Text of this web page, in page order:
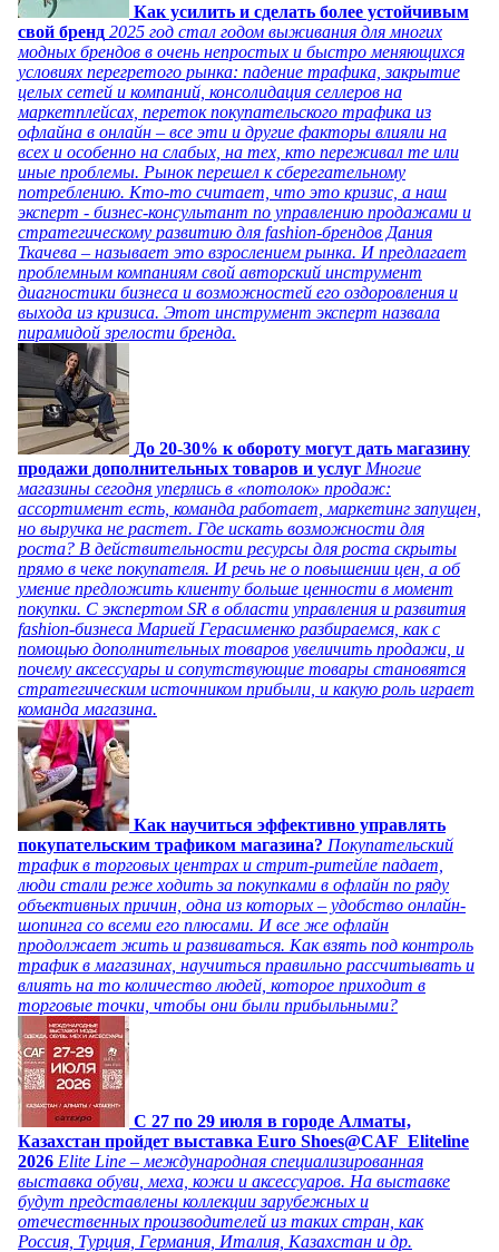
Как усилить и сделать более устойчивым
свой бренд 2025 год стал годом выживания для многих
модных брендов в очень непростых и быстро меняющихся
условиях перегретого рынка: падение трафика, закрытие
целых сетей и компаний, консолидация селлеров на
маркетплейсах, переток покупательского трафика из
офлайна в онлайн – все эти и другие факторы влияли на
всех и особенно на слабых, на тех, кто переживал те или
иные проблемы. Рынок перешел к сберегательному
потреблению. Кто-то считает, что это кризис, а наш
эксперт - бизнес-консультант по управлению продажами и
стратегическому развитию для fashion-брендов Дания
Ткачева – называет это взрослением рынка. И предлагает
проблемным компаниям свой авторский инструмент
диагностики бизнеса и возможностей его оздоровления и
выхода из кризиса. Этот инструмент эксперт назвала
пирамидой зрелости бренда.
До 20-30% к обороту могут дать магазину
продажи дополнительных товаров и услуг Многие
магазины сегодня уперлись в «потолок» продаж:
ассортимент есть, команда работает, маркетинг запущен,
но выручка не растет. Где искать возможности для
роста? В действительности ресурсы для роста скрыты
прямо в чеке покупателя. И речь не о повышении цен, а об
умение предложить клиенту больше ценности в момент
покупки. С экспертом SR в области управления и развития
fashion-бизнеса Марией Герасименко разбираемся, как с
помощью дополнительных товаров увеличить продажи, и
почему аксессуары и сопутствующие товары становятся
стратегическим источником прибыли, и какую роль играет
команда магазина.
Как научиться эффективно управлять
покупательским трафиком магазина? Покупательский
трафик в торговых центрах и стрит-ритейле падает,
люди стали реже ходить за покупками в офлайн по ряду
объективных причин, одна из которых – удобство онлайн-
шопинга со всеми его плюсами. И все же офлайн
продолжает жить и развиваться. Как взять под контроль
трафик в магазинах, научиться правильно рассчитывать и
влиять на то количество людей, которое приходит в
торговые точки, чтобы они были прибыльными?
C 27 по 29 июля в городе Алматы,
Казахстан пройдет выставка Euro Shoes@CAF_Eliteline
2026 Elite Line – международная специализированная
выставка обуви, меха, кожи и аксессуаров. На выставке
будут представлены коллекции зарубежных и
отечественных производителей из таких стран, как
Россия, Турция, Германия, Италия, Казахстан и др.